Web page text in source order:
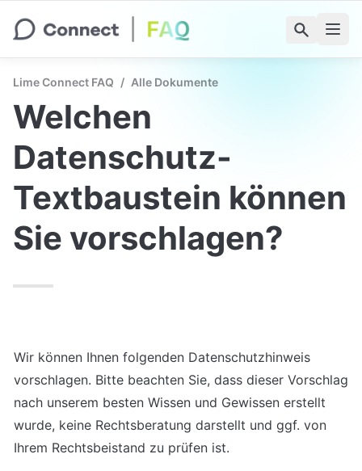
Lime Connect FAQ / Alle Dokumente
Welchen
Datenschutz-
Textbaustein können
Sie vorschlagen?
Wir können Ihnen folgenden Datenschutzhinweis
vorschlagen. Bitte beachten Sie, dass dieser Vorschlag
nach unserem besten Wissen und Gewissen erstellt
wurde, keine Rechtsberatung darstellt und ggf. von
Ihrem Rechtsbeistand zu prüfen ist.